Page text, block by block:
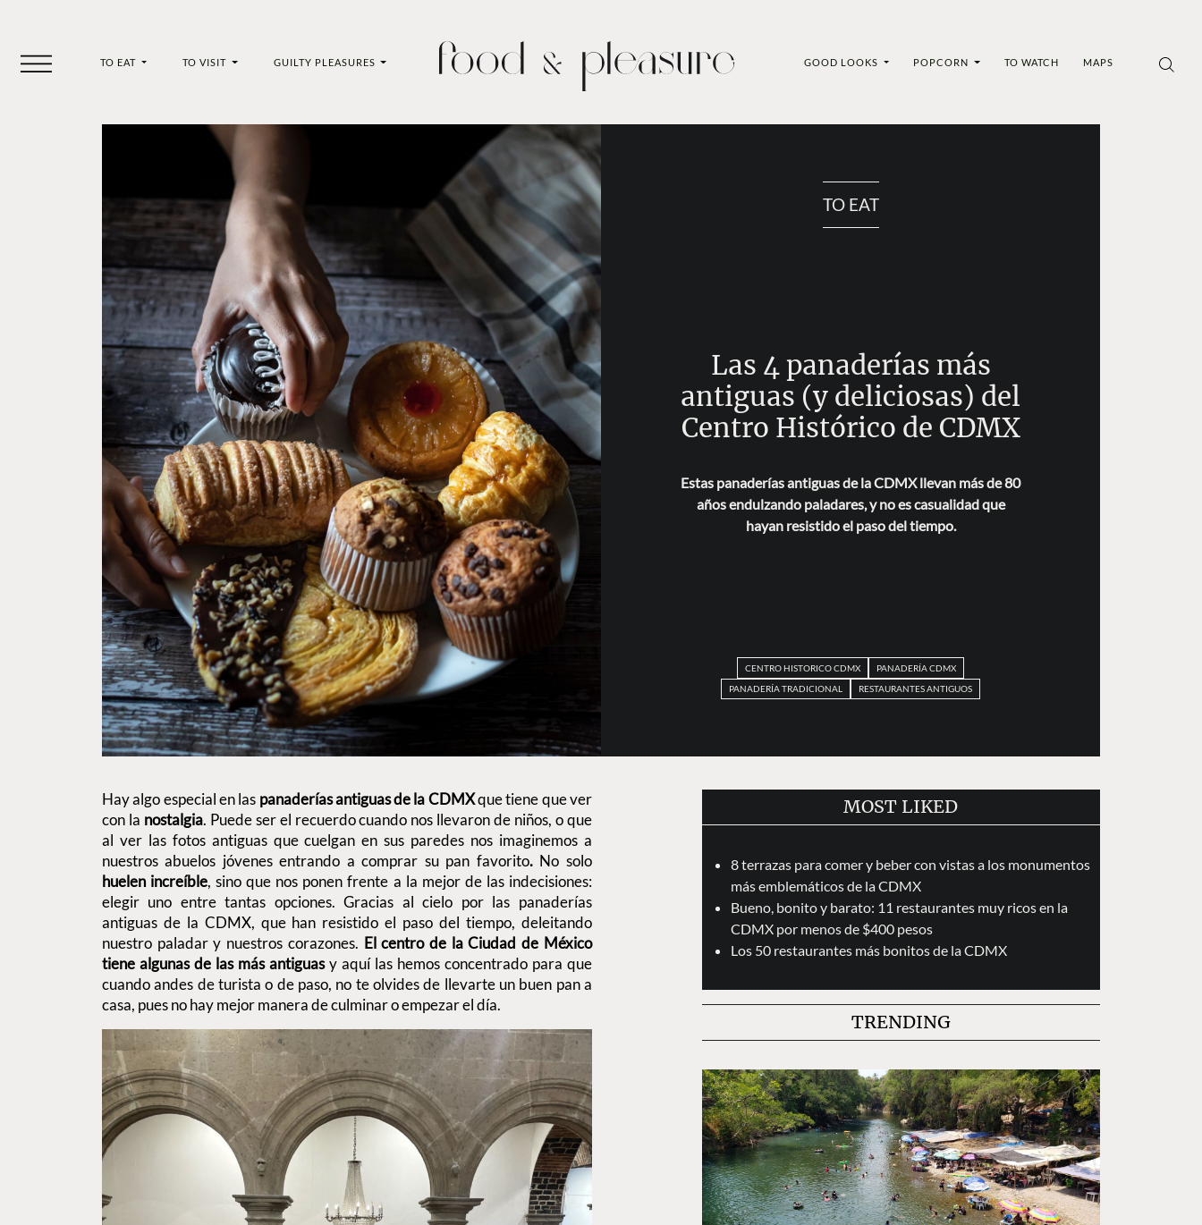
TO EAT TO VISIT GUILTY PLEASURES GOOD LOOKS POPCORN TO WATCH MAPS
TO EAT
Las 4 panaderías más
antiguas (y deliciosas) del
Centro Histórico de CDMX
Estas panaderías antiguas de la CDMX llevan más de 80
años endulzando paladares, y no es casualidad que
hayan resistido el paso del tiempo.
CENTRO HISTORICO CDMX
PANADERÍA CDMX
PANADERÍA TRADICIONAL
RESTAURANTES ANTIGUOS
Hay algo especial en las panaderías antiguas de la CDMXque tiene que ver
con la nostalgia. Puede ser el recuerdo cuando nos llevaron de niños, o que
al ver las fotos antiguas que cuelgan en sus paredes nos imaginemos a
nuestros abuelos jóvenes entrando a comprar su pan favorito.No solo
huelen increíble, sino que nos ponen frente a la mejor de las indecisiones:
elegir uno entre tantas opciones. Gracias al cielo por las panaderías
antiguas de la CDMX, que han resistido el paso del tiempo, deleitando
nuestro paladar y nuestros corazones. El centro de la Ciudad de México
tiene algunas de las más antiguasy aquí las hemos concentrado para que
cuando andes de turista o de paso, no te olvides de llevarte un buen pan a
casa, pues no hay mejor manera de culminar o empezar el día.
MOST LIKED
8 terrazas para comer y beber con vistas a los monumentos
más emblemáticos de la CDMX
Bueno, bonito y barato: 11 restaurantes muy ricos en la
CDMX por menos de $400 pesos
Los 50 restaurantes más bonitos de la CDMX
TRENDING